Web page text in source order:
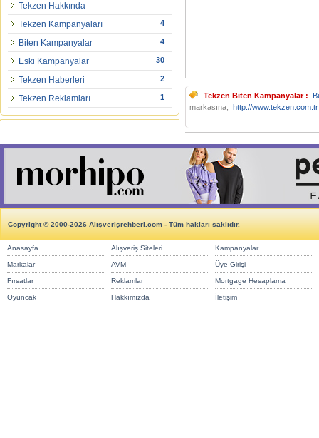
Tekzen Hakkında
Tekzen Kampanyaları
4
Biten Kampanyalar 4
Eski Kampanyalar 30
Tekzen Haberleri 2
Tekzen Reklamları 1 Tekzen Biten Kampanyalar :
markasına,
http://www.tekzen.com.tr
Copyright © 2000-2026 Alışverişrehberi.com - Tüm hakları saklıdır.
Anasayfa Alışveriş Siteleri Kampanyalar
Markalar AVM Üye Girişi
Fırsatlar Reklamlar Mortgage Hesaplama
Oyuncak Hakkımızda İletişim